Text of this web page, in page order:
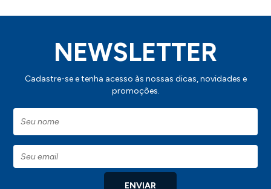
NEWSLETTER
Cadastre-se e tenha acesso às nossas dicas, novidades e
promoções.
ENVIAR